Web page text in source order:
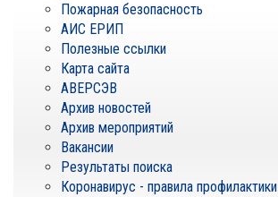
Пожарная безопасность
АИС ЕРИП
Полезные ссылки
Карта сайта
АВЕРСЭВ
Архив новостей
Архив мероприятий
Вакансии
Результаты поиска
Коронавирус - правила профилактики